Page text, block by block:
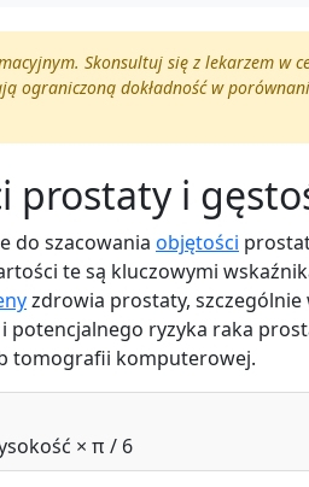
Skonsultuj się z lekarzem w
ograniczoną dokładność w
i
do szacowania objętości
te są kluczowymi
zdrowia prostaty, szczególnie
ryzyka raka
tomografii komputerowej.
× π / 6